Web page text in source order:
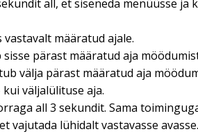
all, et siseneda menüüsse ja
määratud ajale.
pärast määratud aja
välja pärast määratud aja
väljalülituse aja.
all 3 sekundit. Sama
vajutada lühidalt vastavasse